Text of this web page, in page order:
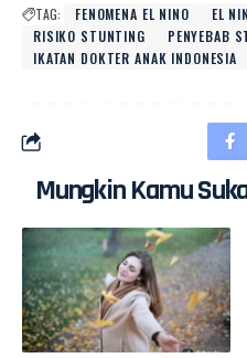
TAG: FENOMENA EL NINO EL
RISIKO STUNTING
PENYEBAB
IKATAN DOKTER ANAK INDONESIA
Mungkin Kamu